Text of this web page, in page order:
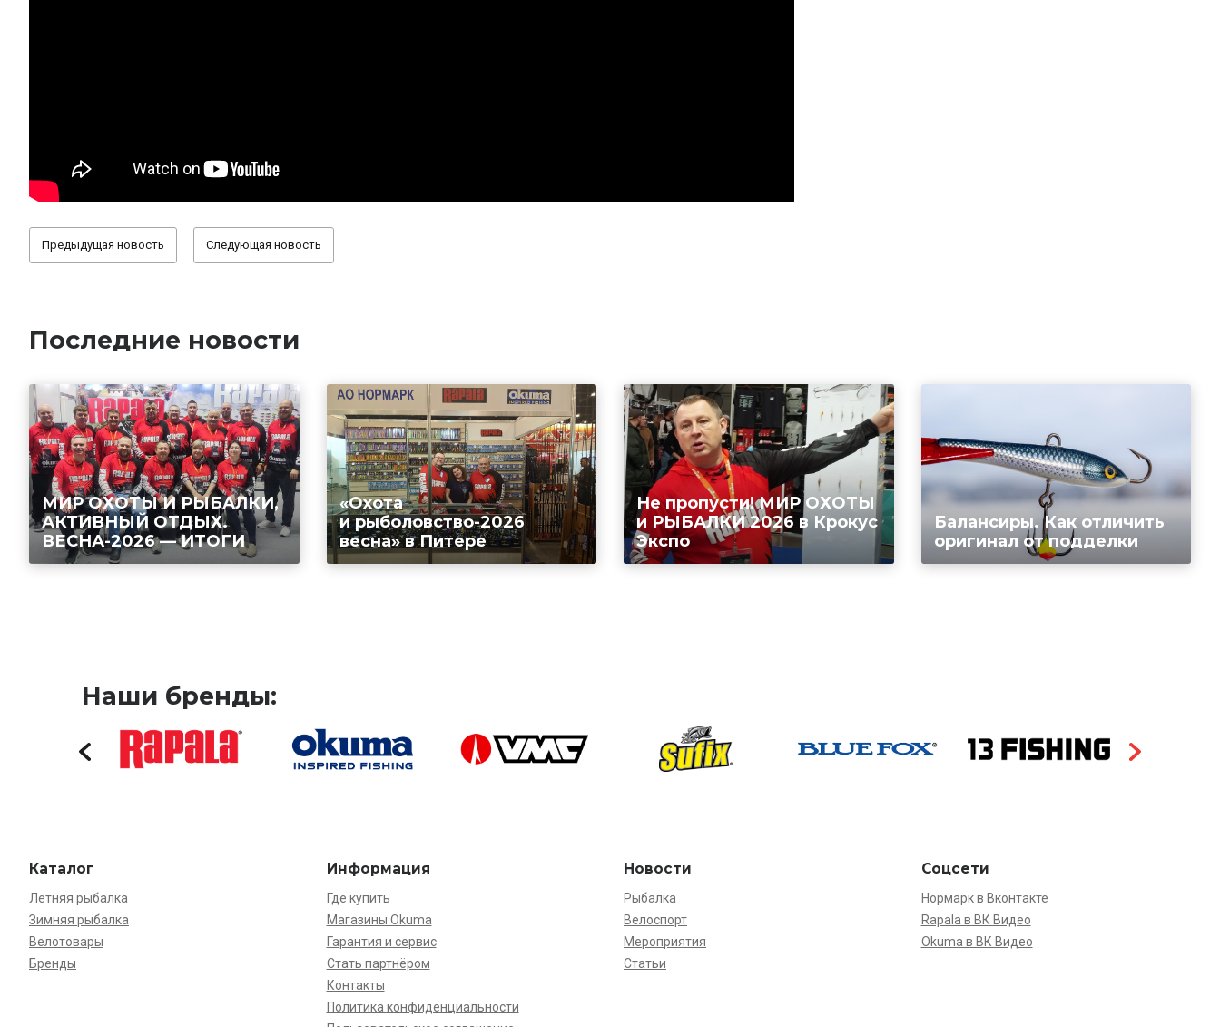
Предыдущая новость Следующая новость
Последние новости
МИР ОХОТЫ И РЫБАЛКИ,
АКТИВНЫЙ ОТДЫХ.
ВЕСНА-2026 — ИТОГИ
«Охота
и рыболовство-2026
весна» в Питере
Не пропусти! МИР ОХОТЫ
и РЫБАЛКИ 2026 в Крокус
Экспо
Балансиры. Как отличить
оригинал от подделки
Наши бренды:
Каталог
Летняя рыбалка
Зимняя рыбалка
Велотовары
Бренды
Информация
Где купить
Магазины Okuma
Гарантия и сервис
Стать партнёром
Контакты
Политика конфиденциальности
Новости
Рыбалка
Велоспорт
Мероприятия
Статьи
Соцсети
Нормарк в Вконтакте
Rapala в ВК Видео
Okuma в ВК Видео